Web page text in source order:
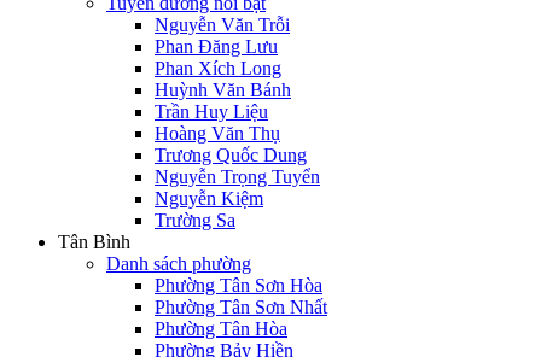
Nguyễn Văn Trỗi
Phan Đăng Lưu
Phan Xích Long
Huỳnh Văn Bánh
Trần Huy Liệu
Hoàng Văn Thụ
Trương Quốc Dung
Nguyễn Trọng Tuyển
Nguyễn Kiệm
Trường Sa
Tân Bình
Danh sách phường
Phường Tân Sơn Hòa
Phường Tân Sơn Nhất
Phường Tân Hòa
Phường Bảy Hiền